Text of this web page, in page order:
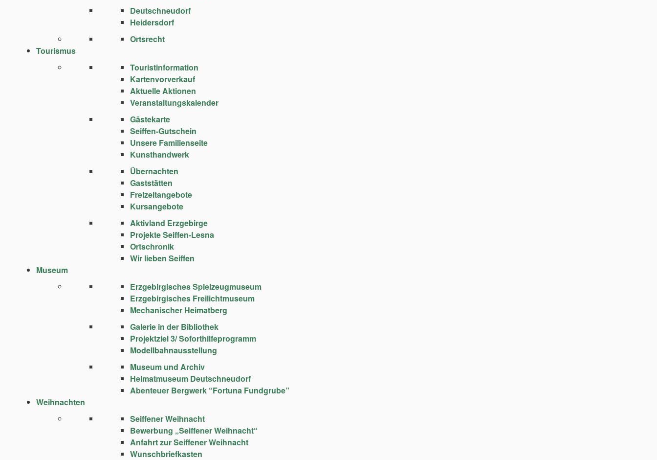
Deutschneudorf
Heidersdorf
Ortsrecht
Tourismus
Touristinformation
Kartenvorverkauf
Aktuelle Aktionen
Veranstaltungskalender
Gästekarte
Seiffen-Gutschein
Unsere Familienseite
Kunsthandwerk
Übernachten
Gaststätten
Freizeitangebote
Kursangebote
Aktivland Erzgebirge
Projekte Seiffen-Lesna
Ortschronik
Wir lieben Seiffen
Museum
Erzgebirgisches Spielzeugmuseum
Erzgebirgisches Freilichtmuseum
Mechanischer Heimatberg
Galerie in der Bibliothek
Projektziel 3/ Soforthilfeprogramm
Modellbahnausstellung
Museum und Archiv
Heimatmuseum Deutschneudorf
Abenteuer Bergwerk “Fortuna Fundgrube”
Weihnachten
Seiffener Weihnacht
Bewerbung „Seiffener Weihnacht“
Anfahrt zur Seiffener Weihnacht
Wunschbriefkasten